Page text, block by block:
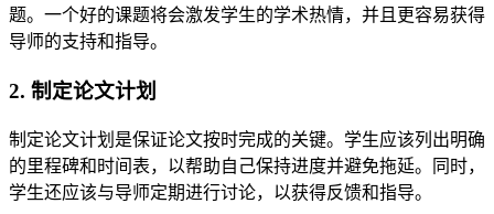
题。一个好的课题将会激发学生的学术热情，并且更容易获得
导师的支持和指导。
2. 制定论文计划
制定论文计划是保证论文按时完成的关键。学生应该列出明确
的里程碑和时间表，以帮助自己保持进度并避免拖延。同时，
学生还应该与导师定期进行讨论，以获得反馈和指导。